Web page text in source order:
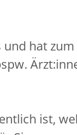
hat
ist,